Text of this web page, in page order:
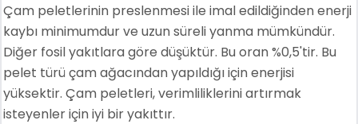
Çam peletlerinin preslenmesi ile imal edildiğinden enerji
kaybı minimumdur ve uzun süreli yanma mümkündür.
Diğer fosil yakıtlara göre düşüktür. Bu oran %0,5'tir. Bu
pelet türü çam ağacından yapıldığı için enerjisi
yüksektir. Çam peletleri, verimliliklerini artırmak
isteyenler için iyi bir yakıttır.